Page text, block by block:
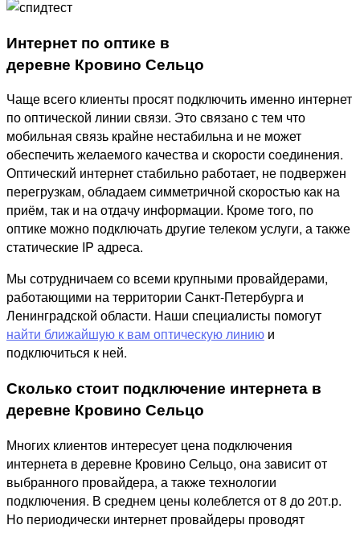
Интернет по оптике в
деревне Кровино Сельцо
Чаще всего клиенты просят подключить именно интернет
по оптической линии связи. Это связано с тем что
мобильная связь крайне нестабильна и не может
обеспечить желаемого качества и скорости соединения.
Оптический интернет стабильно работает, не подвержен
перегрузкам, обладаем симметричной скоростью как на
приём, так и на отдачу информации. Кроме того, по
оптике можно подключать другие телеком услуги, а также
статические IP адреса.
Мы сотрудничаем со всеми крупными провайдерами,
работающими на территории Санкт-Петербурга и
Ленинградской области. Наши специалисты помогут
найти ближайшую к вам оптическую линию и
подключиться к ней.
Сколько стоит подключение интернета в
деревне Кровино Сельцо
Многих клиентов интересует цена подключения
интернета в деревне Кровино Сельцо, она зависит от
выбранного провайдера, а также технологии
подключения. В среднем цены колеблется от 8 до 20т.р.
Но периодически интернет провайдеры проводят